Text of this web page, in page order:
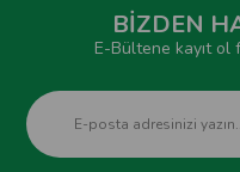
BİZDEN
E-Bültene kayıt ol